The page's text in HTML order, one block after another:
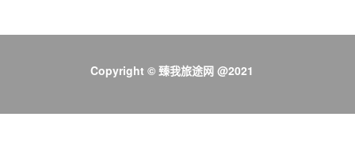
Copyright © 臻我旅途网 @2021